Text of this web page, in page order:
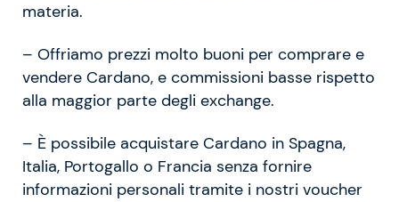
materia.
– Offriamo prezzi molto buoni per comprare e
vendere Cardano, e commissioni basse rispetto
alla maggior parte degli exchange.
– È possibile acquistare Cardano in Spagna,
Italia, Portogallo o Francia senza fornire
informazioni personali tramite i nostri voucher